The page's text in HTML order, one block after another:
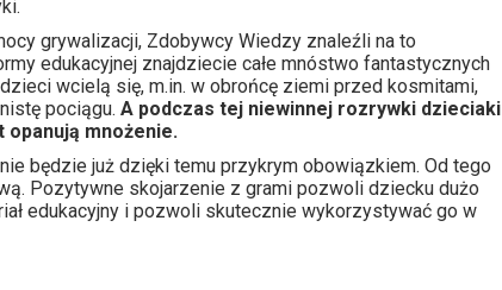
grywalizacji, Zdobywcy Wiedzy znaleźli na to
edukacyjnej znajdziecie całe mnóstwo fantastycznych
wcielą się, m.in. w obrońcę ziemi przed kosmitami,
pociągu.A podczas tej niewinnej rozrywki dzieciaki
opanują mnożenie.
będzie już dzięki temu przykrym obowiązkiem. Od tego
Pozytywne skojarzenie z grami pozwoli dziecku dużo
edukacyjny i pozwoli skutecznie wykorzystywać go w